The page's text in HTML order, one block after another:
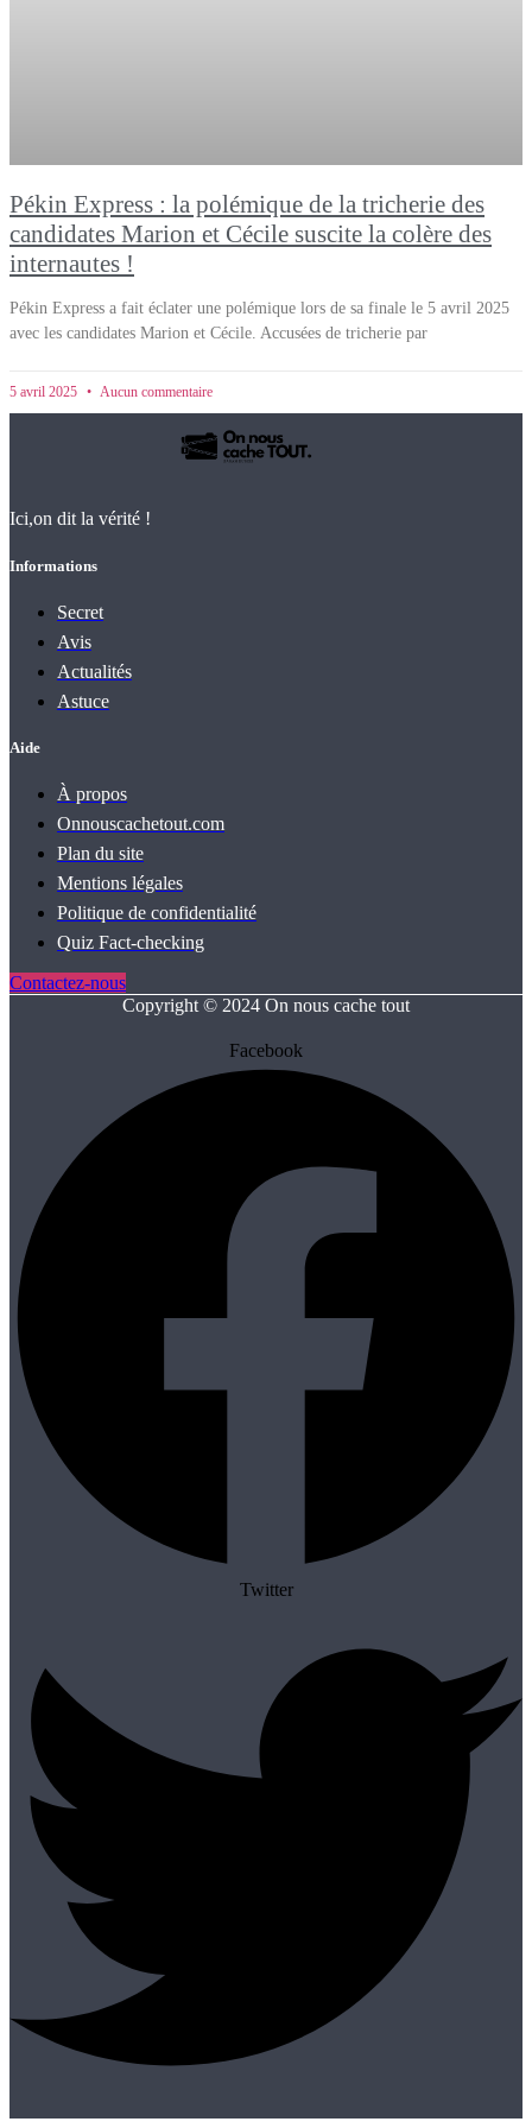
Pékin Express : la polémique de la tricherie des
candidates Marion et Cécile suscite la colère des
internautes !
Pékin Express a fait éclater une polémique lors de sa finale le 5 avril 2025
avec les candidates Marion et Cécile. Accusées de tricherie par
5 avril 2025 Aucun commentaire
Ici,on dit la vérité !
Informations
Secret
Avis
Actualités
Astuce
Aide
À propos
Onnouscachetout.com
Plan du site
Mentions légales
Politique de confidentialité
Quiz Fact‑checking
Contactez-nous
Copyright © 2024 On nous cache tout
Facebook
Twitter